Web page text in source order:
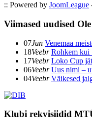
:: Powered by JoomLeague
Viimased uudised
07Jun Venemaa
18Veebr Rohkem kui
17Veebr Loko Cup
06Veebr Uus nimi –
04Veebr Väikesed
Klubi rekvisiidid